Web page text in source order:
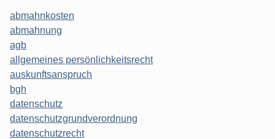
abmahnkosten
abmahnung
agb
allgemeines persönlichkeitsrecht
auskunftsanspruch
bgh
datenschutz
datenschutzgrundverordnung
datenschutzrecht